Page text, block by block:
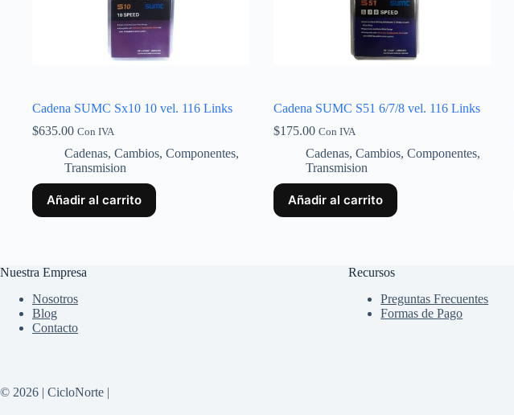
Cadena SUMC Sx10 10 vel. 116 Links
$635.00 Con IVA
Cadenas, Cambios, Componentes,
Transmision
Añadir al carrito
Cadena SUMC S51 6/7/8 vel. 116 Links
$175.00 Con IVA
Cadenas, Cambios, Componentes,
Transmision
Añadir al carrito
Nuestra Empresa
Nosotros
Blog
Contacto
Recursos
Preguntas Frecuentes
Formas de Pago
© 2026 | CicloNorte |